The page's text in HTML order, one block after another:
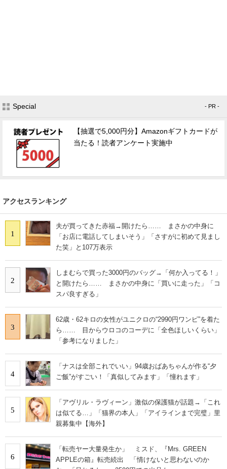
Special - PR -
【抽選で5,000円分】Amazonギフトカードが
当たる！読者アンケート実施中
アクセスランキング
1
夫が買ってきた赤福→開けたら…… まさかの中身に
「お店に電話してしまいそう」「さすがに初めて見まし
た笑」と107万表示
2
しまむらで買った3000円のバッグ→「何か入ってる！」
と開けたら…… まさかの中身に「買いに走った」「コ
スパ良すぎる」
3
62歳・62キロの女性がユニクロの“2990円ワンピ”を着た
ら…… 目からウロコのコーデに「全色ほしいくらい」
「参考になりました」
4
「ナスは全部これでいい」94歳おばあちゃんが作る“夕
ご飯”がすごい！「真似してみます」「憧れます」
5
「アヴリル・ラヴィーン」激似の保護猫が話題→「これ
は似てる…」「猫界の本人」「アイラインまで完璧」里
親募集中【海外】
6
「転売ヤー大量発生か」 ミスド、『Mrs. GREEN
APPLEの箱』転売続出 「情けないと思わないのか